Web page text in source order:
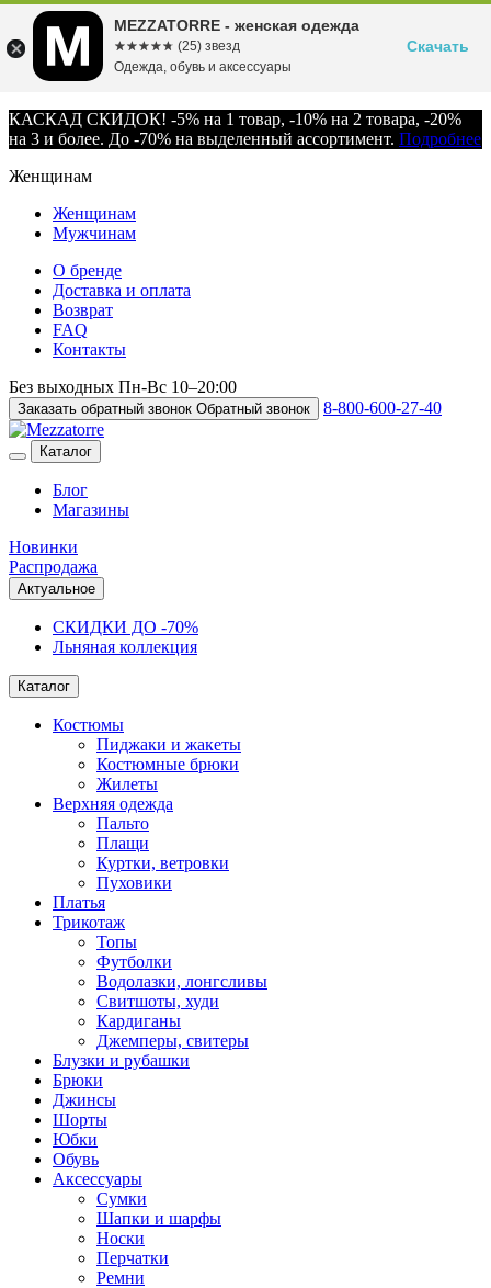
КАСКАД СКИДОК! -5% на 1 товар, -10% на 2 товара, -20%
на 3 и более. До -70% на выделенный ассортимент. Подробнее
Женщинам
Женщинам
Мужчинам
О бренде
Доставка и оплата
Возврат
FAQ
Контакты
Без выходных Пн-Вс 10–20:00
Заказать обратный звонок Обратный звонок 8-800-600-27-40
Каталог
Блог
Магазины
Новинки
Распродажа
Актуальное
СКИДКИ ДО -70%
Льняная коллекция
Каталог
Костюмы
Пиджаки и жакеты
Костюмные брюки
Жилеты
Верхняя одежда
Пальто
Плащи
Куртки, ветровки
Пуховики
Платья
Трикотаж
Топы
Футболки
Водолазки, лонгсливы
Свитшоты, худи
Кардиганы
Джемперы, свитеры
Блузки и рубашки
Брюки
Джинсы
Шорты
Юбки
Обувь
Аксессуары
Сумки
Шапки и шарфы
Носки
Перчатки
Ремни
MEZZATORRE - женская одежда
☆☆☆☆☆
★★★★★ (25) звезд
Одежда, обувь и аксессуары
Скачать